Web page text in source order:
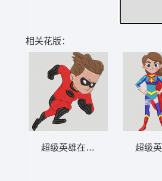
相关花版：
超级英雄在行动 速度超快的超
超级